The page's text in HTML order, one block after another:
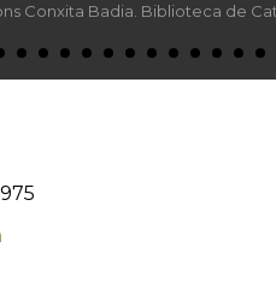
Conxita Badia. Biblioteca de